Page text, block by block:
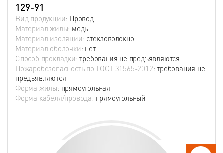
129-91
Вид продукции: Провод
Материал жилы: медь
Материал изоляции: стекловолокно
Материал оболочки: нет
Способ прокладки:требования не предъявляются
Пожаробезопасность по ГОСТ 31565-2012:требования не
предъявляются
Форма жилы: прямоугольная
Форма кабеля/провода: прямоугольный